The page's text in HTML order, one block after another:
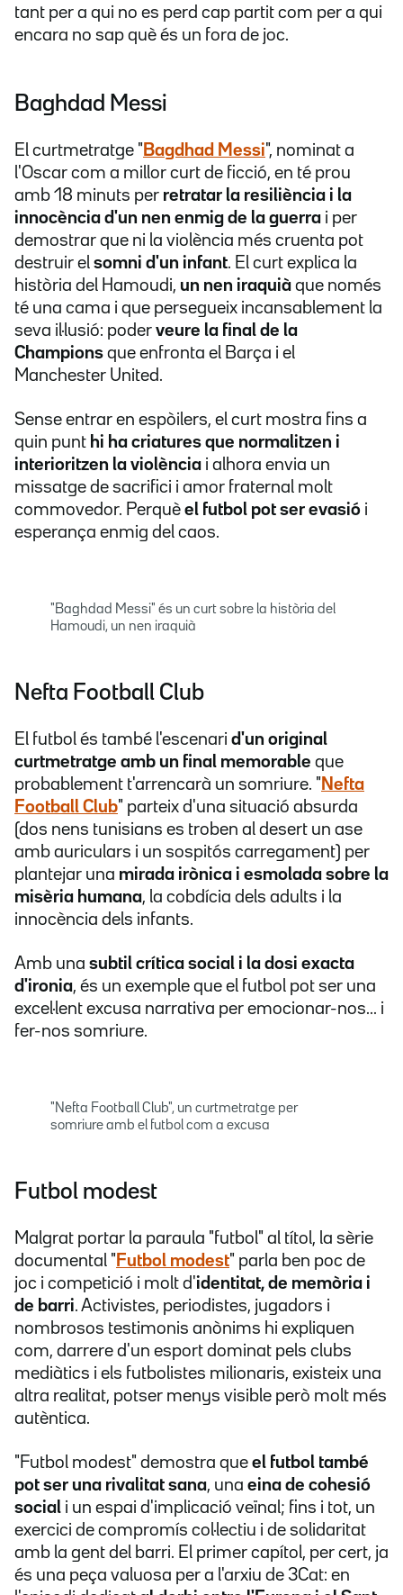
tant per a qui no es perd cap partit com per a qui
encara no sap què és un fora de joc.
Baghdad Messi
El curtmetratge " Bagdhad Messi", nominat a
l'Oscar com a millor curt de ficció, en té prou
amb 18 minuts per retratar la resiliència i la
innocència d'un nen enmig de la guerra i per
demostrar que ni la violència més cruenta pot
destruir el somni d'un infant. El curt explica la
història del Hamoudi, un nen iraquià que només
té una cama i que persegueix incansablement la
seva il·lusió: poder veure la final de la
Champions que enfronta el Barça i el
Manchester United.
Sense entrar en espòilers, el curt mostra fins a
quin punt hi ha criatures que normalitzen i
interioritzen la violència i alhora envia un
missatge de sacrifici i amor fraternal molt
commovedor. Perquè el futbol pot ser evasió i
esperança enmig del caos.
"Baghdad Messi" és un curt sobre la història del
Hamoudi, un nen iraquià
Nefta Football Club
El futbol és també l'escenari d'un original
curtmetratge amb un final memorable que
probablement t'arrencarà un somriure. " Nefta
Football Club" parteix d'una situació absurda
(dos nens tunisians es troben al desert un ase
amb auriculars i un sospitós carregament) per
plantejar una mirada irònica i esmolada sobre la
misèria humana, la cobdícia dels adults i la
innocència dels infants.
Amb una subtil crítica social i la dosi exacta
d'ironia, és un exemple que el futbol pot ser una
excel·lent excusa narrativa per emocionar-nos... i
fer-nos somriure.
"Nefta Football Club", un curtmetratge per
somriure amb el futbol com a excusa
Futbol modest
Malgrat portar la paraula "futbol" al títol, la sèrie
documental " Futbol modest" parla ben poc de
joc i competició i molt d'identitat, de memòria i
de barri. Activistes, periodistes, jugadors i
nombrosos testimonis anònims hi expliquen
com, darrere d'un esport dominat pels clubs
mediàtics i els futbolistes milionaris, existeix una
altra realitat, potser menys visible però molt més
autèntica.
"Futbol modest" demostra que el futbol també
pot ser una rivalitat sana, una eina de cohesió
social i un espai d'implicació veïnal; fins i tot, un
exercici de compromís col·lectiu i de solidaritat
amb la gent del barri. El primer capítol, per cert, ja
és una peça valuosa per a l'arxiu de 3Cat: en